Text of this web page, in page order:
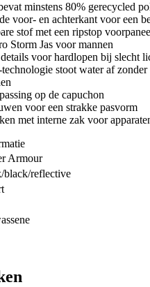
minstens 80% gerecycled
voor- en achterkant voor een
stof met een ripstop
Storm Jas voor mannen
voor hardlopen bij slecht
stoot water af
op de capuchon
voor een strakke pasvorm
met interne zak voor
Armour
black/reflective